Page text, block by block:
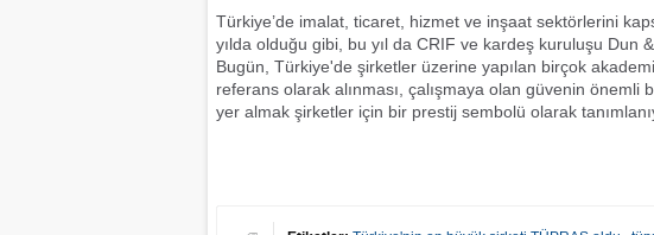
Türkiye’de imalat, ticaret, hizmet ve inşaat sektörlerini
yılda olduğu gibi, bu yıl da CRIF ve kardeş kuruluşu Dun
Bugün, Türkiye'de şirketler üzerine yapılan birçok
referans olarak alınması, çalışmaya olan güvenin
yer almak şirketler için bir prestij sembolü olarak